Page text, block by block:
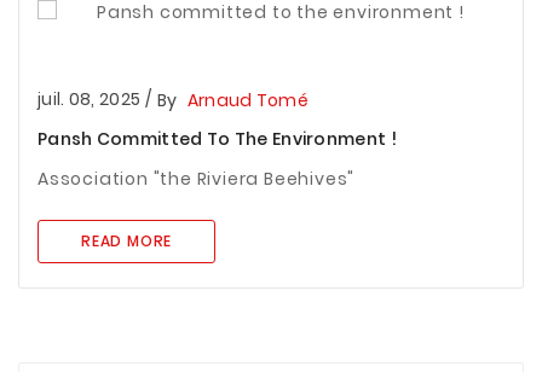
juil. 08, 2025 / By Arnaud Tomé
Pansh Committed To The Environment !
Association "the Riviera Beehives"
READ MORE